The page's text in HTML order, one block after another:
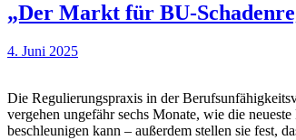
„Der Markt für BU-
4. Juni 2025
Die Regulierungspraxis in der
vergehen ungefähr sechs Monate, wie die
beschleunigen kann – außerdem stellen sie fest,